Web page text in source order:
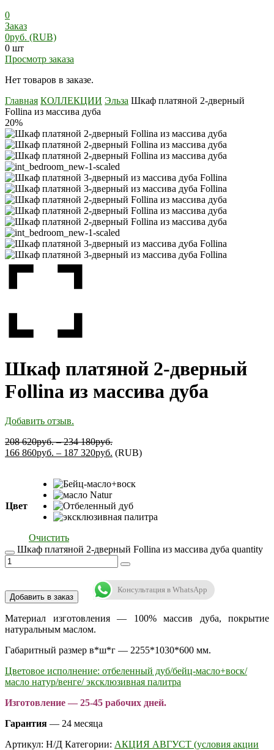
0
Заказ
0руб. (RUB)
0 шт
Просмотр заказа
Нет товаров в заказе.
Главная КОЛЛЕКЦИИ Эльза Шкаф платяной 2-дверный
Follina из массива дуба
20%
Шкаф платяной 2-дверный
Follina из массива дуба
Добавить отзыв.
208 620руб.–234 180руб.
166 860руб. – 187 320руб. (RUB)
Цвет
Очистить
Шкаф платяной 2-дверный Follina из массива дуба quantity
Добавить в заказ
Консультация в WhatsApp
Материал изготовления — 100% массив дуба, покрытие
натуральным маслом.
Габаритный размер в*ш*г — 2255*1030*600 мм.
Цветовое исполнение: отбеленный дуб/бейц-масло+воск/
масло натур/венге/ эксклюзивная палитра
Изготовление — 25-45 рабочих дней.
Гарантия — 24 месяца
Артикул: Н/Д Категории: АКЦИЯ АВГУСТ (условия акции